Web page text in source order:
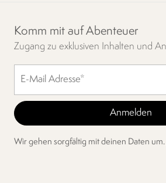
Komm mit auf Abenteuer
Zugang zu exklusiven Inhalten und
Wir gehen sorgfältig mit deinen Daten um.